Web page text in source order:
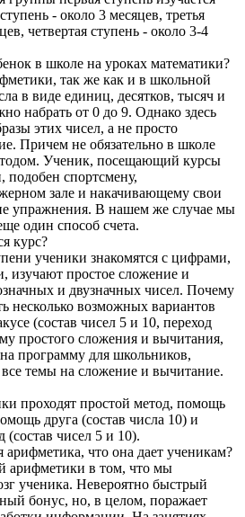
- около 3 месяцев, третья
четвертая ступень - около 3-4
в школе на уроках математики?
так же как и в школьной
в виде единиц, десятков, тысяч и
набрать от 0 до 9. Однако здесь
этих чисел, а не просто
Причем не обязательно в школе
Ученик, посещающий курсы
подобен спортсмену,
зале и накачивающему свои
упражнения. В нашем же случае мы
один способ счета.
курс?
ученики знакомятся с цифрами,
изучают простое сложение и
и двузначных чисел. Почему
несколько возможных вариантов
(состав чисел 5 и 10, переход
простого сложения и вычитания,
программу для школьников,
все темы на сложение и вычитание.
проходят простой метод, помощь
друга (состав числа 10) и
чисел 5 и 10).
арифметика, что она дает ученикам?
арифметики в том, что мы
ученика. Невероятно быстрый
бонус, но, в целом, поражает